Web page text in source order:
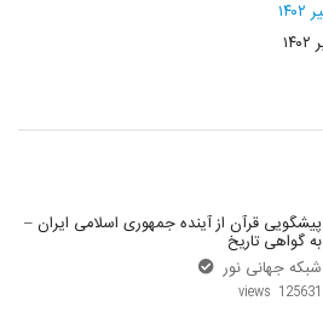
پیشگویی قرآن از آینده جمهوری اسلامی ایران –
به گواهی تاریخ
شبکه جهانی نور
125631 views